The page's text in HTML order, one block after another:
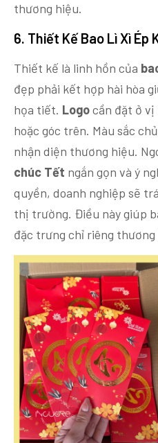
thương hiệu.
6. Thiết Kế Bao Lì Xì Ép
Thiết kế là linh hồn của
đẹp phải kết hợp hài hòa
họa tiết. Logocần đặt ở vị
hoặc góc trên. Màu sắc
nhận diện thương hiệu.
chúc Tết ngắn gọn và ý
quyền, doanh nghiệp sẽ
thị trường. Điều này giúp
đặc trưng chỉ riêng thương